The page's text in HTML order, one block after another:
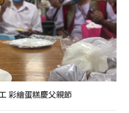
彩繪蛋糕慶父親節